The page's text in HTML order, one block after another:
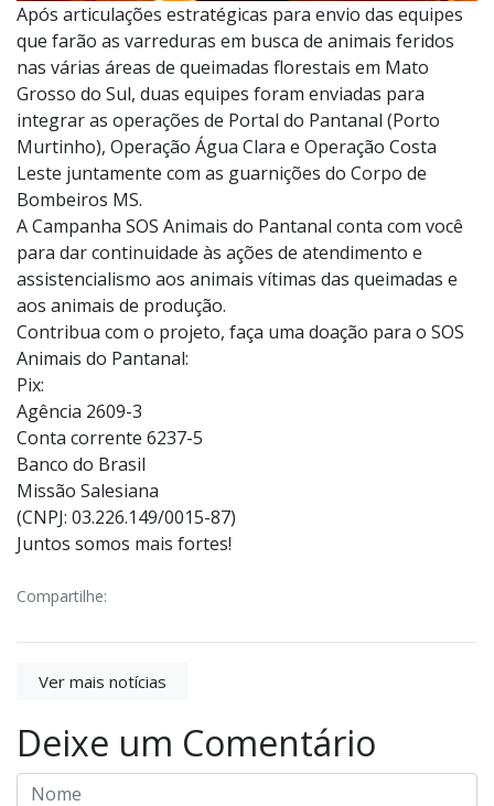
Após articulações estratégicas para envio das equipes
que farão as varreduras em busca de animais feridos
nas várias áreas de queimadas florestais em Mato
Grosso do Sul, duas equipes foram enviadas para
integrar as operações de Portal do Pantanal (Porto
Murtinho), Operação Água Clara e Operação Costa
Leste juntamente com as guarnições do Corpo de
Bombeiros MS.
A Campanha SOS Animais do Pantanal conta com você
para dar continuidade às ações de atendimento e
assistencialismo aos animais vítimas das queimadas e
aos animais de produção.
Contribua com o projeto, faça uma doação para o SOS
Animais do Pantanal:
Pix:
Agência 2609-3
Conta corrente 6237-5
Banco do Brasil
Missão Salesiana
(CNPJ: 03.226.149/0015-87)
Juntos somos mais fortes!
Compartilhe:
Ver mais notícias
Deixe um Comentário